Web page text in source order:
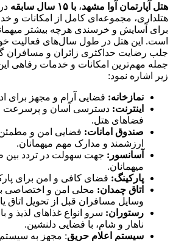
هتل آپارتمان آوا مشهد، با ۱۵ سال سابقه
هتلداری، مجموعه‌ای کامل از امکانات و
برای آسایش و خرسندی هرچه بیشتر
است. این هتل در طول سال‌های فعالیت
جلب رضایت حداکثری زائران و مسافران
جمله مهم‌ترین امکانات و خدمات رفاهی
زیر اشاره نمود:
نمازخانه: فضایی آرام و مجهز برای
اینترنت: دسترسی آسان و پرسرعت
فضاهای هتل.
صندوق امانات: فضایی امن و مطمئن
ارزشمند و مدارک مهم میهمانان.
آسانسور: جهت سهولت در تردد بین
میهمانان.
پارکینگ: فضای کافی و امن برای
اتاق چمدان: محلی امن و اختصاصی
وسایل مسافران قبل از تحویل اتاق
رستوران: سرو انواع غذاهای لذیذ و
ناهار و شام، با فضایی دلنشین.
سیستم اعلام حریق: مجهز به